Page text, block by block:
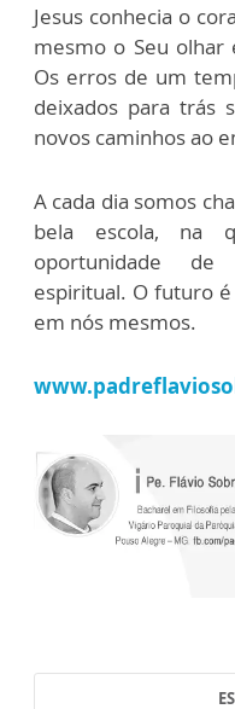
Jesus conhecia o
mesmo o Seu
Os erros de um
deixados para trás
novos caminhos ao
A cada dia somos
bela escola, na
oportunidade
espiritual. O futuro
em nós mesmos.